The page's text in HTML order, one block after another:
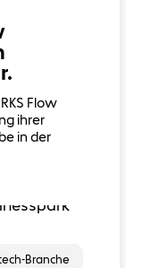
Flow
ihrer
in der
Branche